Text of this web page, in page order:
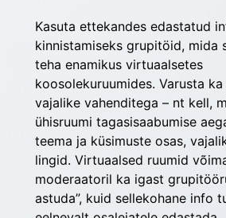
Kasuta ettekandes edastatud
kinnistamiseks grupitöid, mida
teha enamikus virtuaalsetes
koosolekuruumides. Varusta
vajalike vahenditega – nt kell,
ühisruumi tagasisaabumise
teema ja küsimuste osas,
lingid. Virtuaalsed ruumid
moderaatoril ka igast
astuda”, kuid sellekohane info